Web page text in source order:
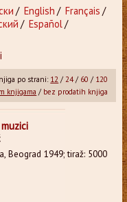
/ English / Français /
/ Español/
po strani: 12 /24/ 60 / 120
knjigama / bez prodatih knjiga
Beograd 1949; tiraž: 5000